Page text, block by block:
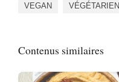
VEGAN VÉGÉTARIEN
Contenus similaires